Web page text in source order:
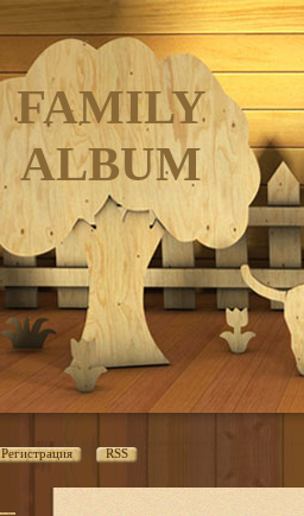
FAMILY
ALBUM
Регистрация RSS